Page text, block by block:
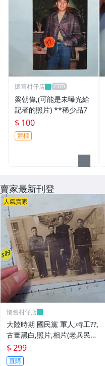
懷舊柑仔店
梁朝偉,(可能是未曝光給
記者的照片) **稀少品7
$ 100
競標
賣家最新刊登
人氣賣家
懷舊柑仔店
大陸時期 國民黨 軍人,特工??,
古董黑白,照片,相片(老兵民國3
8年從大陸帶來台灣的) **稀少
品6
$ 299
直購